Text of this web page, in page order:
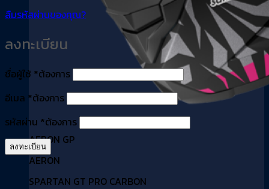
AERON GP
AERON
SPARTAN GT PRO CARBON
ลืมรหัสผ่านของคุณ?
ลงทะเบียน
ชื่อผู้ใช้ *ต้องการ
อีเมล *ต้องการ
รหัสผ่าน *ต้องการ
ลงทะเบียน